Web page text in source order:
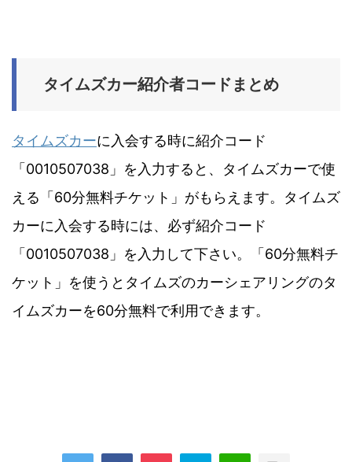
タイムズカー紹介者コードまとめ
タイムズカーに入会する時に紹介コード
「0010507038」を入力すると、タイムズカーで使
える「60分無料チケット」がもらえます。タイムズ
カーに入会する時には、必ず紹介コード
「0010507038」を入力して下さい。「60分無料チ
ケット」を使うとタイムズのカーシェアリングのタ
イムズカーを60分無料で利用できます。